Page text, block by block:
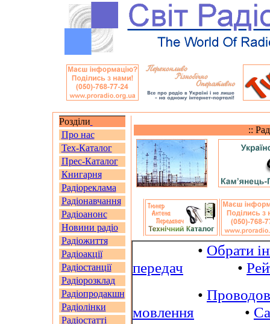
Розділи
Про нас
Тех-Каталог
Прес-Каталог
Книгарня
Радіореклама
Радіонавчання
Радіоанонс
Новини радіо
Радіожиття
Радіоакції
Радіостанції
Радіорозклад
Радіопродакшн
Радіолінки
Радіостатті
::
• Обрати
передач •
•
мовлення •